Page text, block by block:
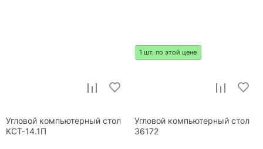
Угловой компьютерный стол
КСТ-14.1П
1 шт. по этой цене
Угловой компьютерный стол
36172